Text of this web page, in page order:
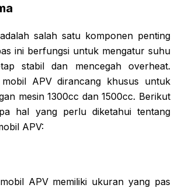
salah satu komponen penting
ini berfungsi untuk mengatur suhu
stabil dan mencegah overheat.
APV dirancang khusus untuk
mesin 1300cc dan 1500cc. Berikut
hal yang perlu diketahui tentang
APV:
APV memiliki ukuran yang pas